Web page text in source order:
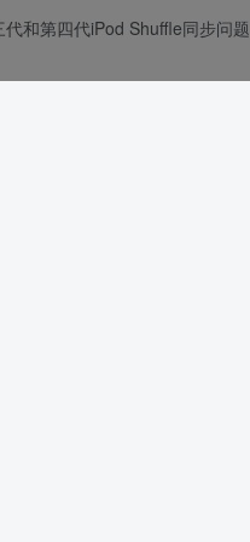
和第四代iPod Shuffle同步问题